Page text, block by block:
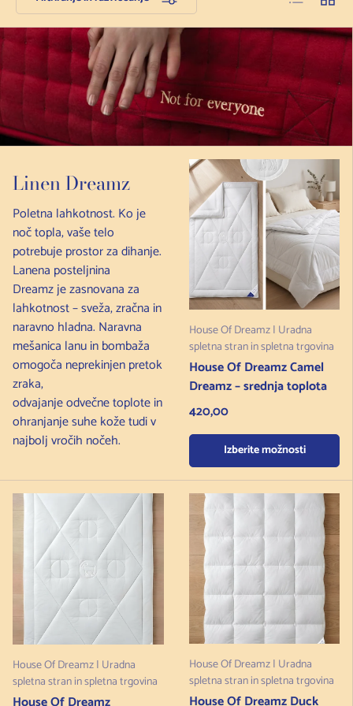
Linen Dreamz
Poletna lahkotnost. Ko je
noč topla, vaše telo
potrebuje prostor za dihanje.
Lanena posteljnina
Dreamz je zasnovana za
lahkotnost – sveža, zračna in
naravno hladna. Naravna
mešanica lanu in bombaža
omogoča neprekinjen pretok
zraka,
odvajanje odvečne toplote in
ohranjanje suhe kože tudi v
najbolj vročih nočeh.
House Of Dreamz | Uradna
spletna stran in spletna trgovina
House Of Dreamz Camel
Dreamz – srednja toplota
Redna cena
420,00
Izberite možnosti
House Of Dreamz | Uradna
spletna stran in spletna trgovina
House Of Dreamz | Uradna
spletna stran in spletna trgovina
House Of Dreamz Duck